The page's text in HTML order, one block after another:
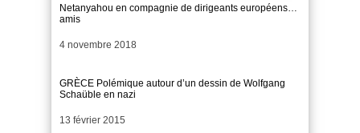
Netanyahou en compagnie de dirigeants européens…
amis
Date
4 novembre 2018
GRÈCE Polémique autour d’un dessin de Wolfgang
Schaüble en nazi
Date
13 février 2015